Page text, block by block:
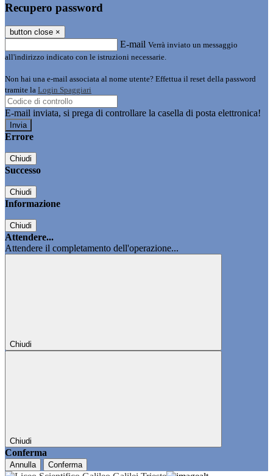
Recupero password
button close ×
E-mail Verrà inviato un messaggio
all'indirizzo indicato con le istruzioni necessarie.
Non hai una e-mail associata al nome utente? Effettua il reset della password
tramite la Login Spaggiari
E-mail inviata, si prega di controllare la casella di posta elettronica!
Errore
Chiudi
Successo
Chiudi
Informazione
Chiudi
Attendere...
Attendere il completamento dell'operazione...
Chiudi
Chiudi
Conferma
Annulla Conferma